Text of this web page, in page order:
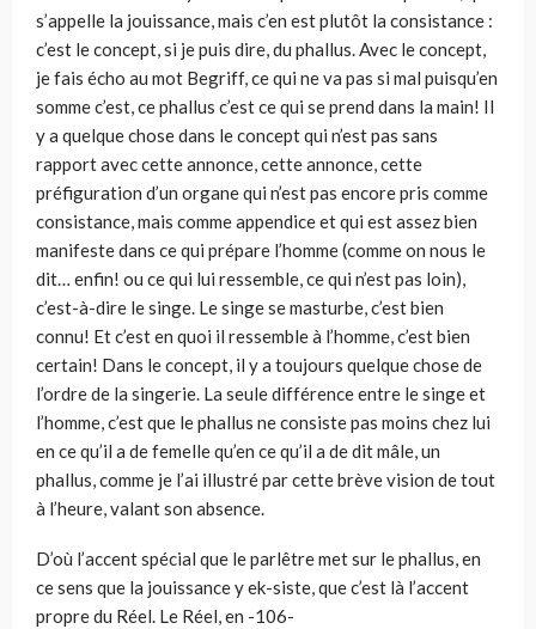
s’appelle la jouissance, mais c’en est plutôt la consistance :
c’est le concept, si je puis dire, du phallus. Avec le concept,
je fais écho au mot Begriff, ce qui ne va pas si mal puisqu’en
somme c’est, ce phallus c’est ce qui se prend dans la main! Il
y a quelque chose dans le concept qui n’est pas sans
rapport avec cette annonce, cette annonce, cette
préfiguration d’un organe qui n’est pas encore pris comme
consistance, mais comme appendice et qui est assez bien
manifeste dans ce qui prépare l’homme (comme on nous le
dit… enfin! ou ce qui lui ressemble, ce qui n’est pas loin),
c’est-à-dire le singe. Le singe se masturbe, c’est bien
connu! Et c’est en quoi il ressemble à l’homme, c’est bien
certain! Dans le concept, il y a toujours quelque chose de
l’ordre de la singerie. La seule différence entre le singe et
l’homme, c’est que le phallus ne consiste pas moins chez lui
en ce qu’il a de femelle qu’en ce qu’il a de dit mâle, un
phallus, comme je l’ai illustré par cette brève vision de tout
à l’heure, valant son absence.
D’où l’accent spécial que le parlêtre met sur le phallus, en
ce sens que la jouissance y ek-siste, que c’est là l’accent
propre du Réel. Le Réel, en -106-